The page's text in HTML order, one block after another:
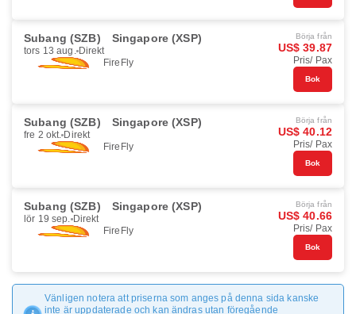
Subang (SZB) Singapore (XSP)
tors 13 aug. Direkt
FireFly
Börja från
US$ 39.87
Pris/ Pax
Bok
Subang (SZB) Singapore (XSP)
fre 2 okt. Direkt
FireFly
Börja från
US$ 40.12
Pris/ Pax
Bok
Subang (SZB) Singapore (XSP)
lör 19 sep. Direkt
FireFly
Börja från
US$ 40.66
Pris/ Pax
Bok
Vänligen notera att priserna som anges på denna sida kanske
inte är uppdaterade och kan ändras utan föregående